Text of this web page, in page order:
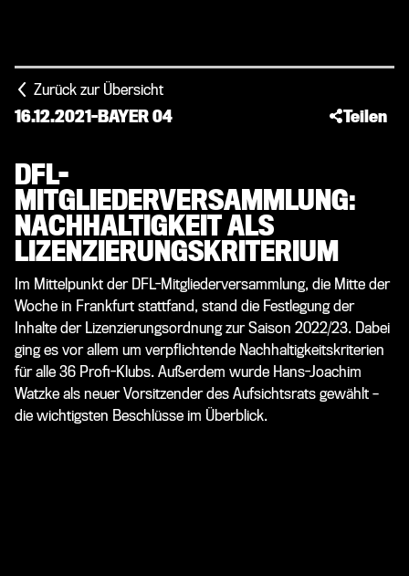
Zurück zur Übersicht
16.12.2021-BAYER 04 Teilen
DFL-
MITGLIEDERVERSAMMLUNG:
NACHHALTIGKEIT ALS
LIZENZIERUNGSKRITERIUM
Im Mittelpunkt der DFL-Mitgliederversammlung, die Mitte der
Woche in Frankfurt stattfand, stand die Festlegung der
Inhalte der Lizenzierungsordnung zur Saison 2022/23. Dabei
ging es vor allem um verpflichtende Nachhaltigkeitskriterien
für alle 36 Profi-Klubs. Außerdem wurde Hans-Joachim
Watzke als neuer Vorsitzender des Aufsichtsrats gewählt –
die wichtigsten Beschlüsse im Überblick.